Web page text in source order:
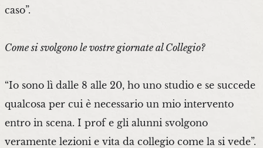
caso”.
Come si svolgono le vostre giornate al Collegio?
“Io sono lì dalle 8 alle 20, ho uno studio e se succede
qualcosa per cui è necessario un mio intervento
entro in scena. I prof e gli alunni svolgono
veramente lezioni e vita da collegio come la si vede”.